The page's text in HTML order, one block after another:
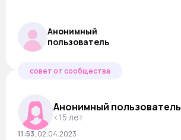
Анонимный
пользователь
совет от сообщества
Анонимный пользователь
<15 лет
11:53, 02.04.2023